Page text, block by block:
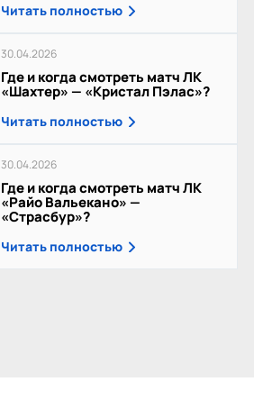
Читать полностью
30.04.2026
Где и когда смотреть матч ЛК
«Шахтер» — «Кристал Пэлас»?
Читать полностью
30.04.2026
Где и когда смотреть матч ЛК
«Райо Вальекано» —
«Страсбур»?
Читать полностью